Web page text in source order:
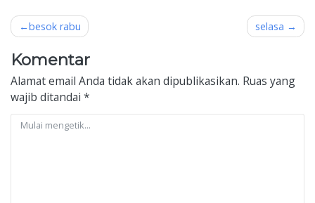
Navigasi
besok rabu selasa
Komentar
Alamat email Anda tidak akan dipublikasikan. Ruas yang
wajib ditandai *